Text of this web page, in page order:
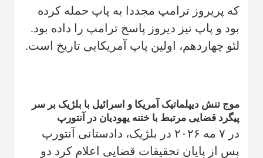
که پریروز ترامپ مجددا به پاپ حمله کرده
بود و پاپ نیز دیروز پاسخ ترامپ را داده بود.
لئو چهاردهم، اولین پاپ آمریکایی تاریخ است.
موج تنش دیپلماتیک آمریکا و اسرائیل با بلژیک بر سر
پیگرد قضایی مرتبط با ختنه یهودیان در آنتورپ
در ۷ مه ۲۰۲۶ در بلژیک، دادستانی آنتورپ
پس از پایان تحقیقات قضایی اعلام کرد دو